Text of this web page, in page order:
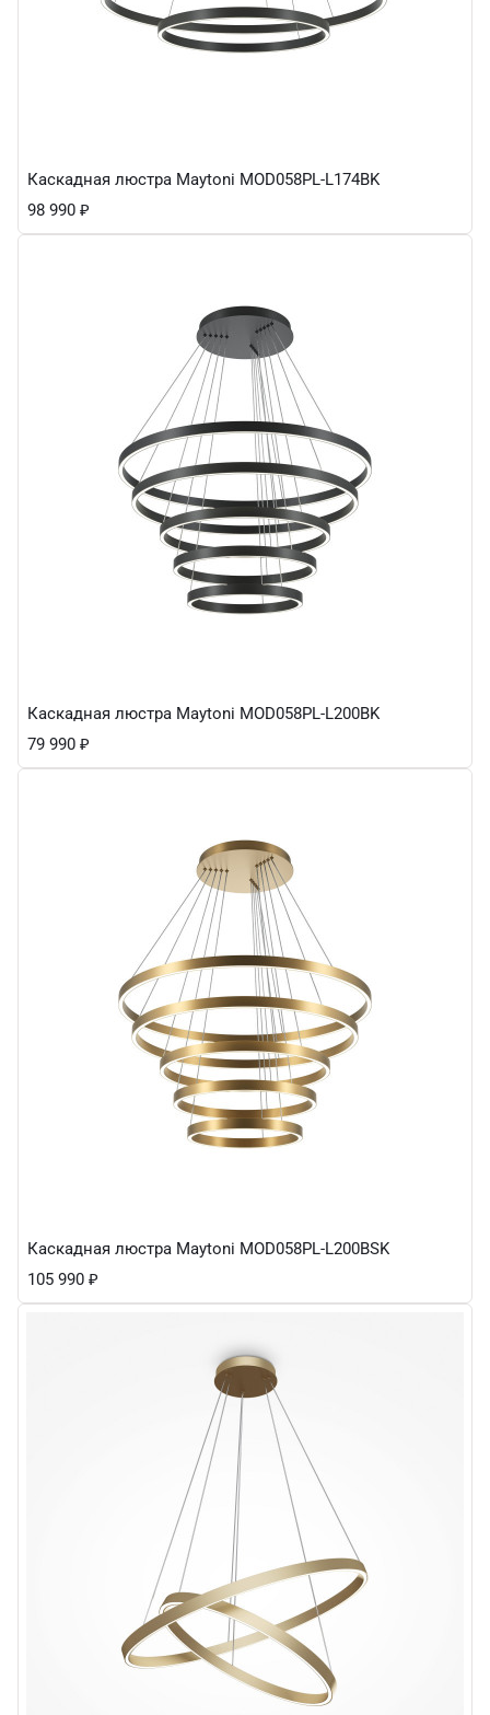
Каскадная люстра Maytoni MOD058PL-L174BK
98 990 ₽
Каскадная люстра Maytoni MOD058PL-L200BK
79 990 ₽
Каскадная люстра Maytoni MOD058PL-L200BSK
105 990 ₽